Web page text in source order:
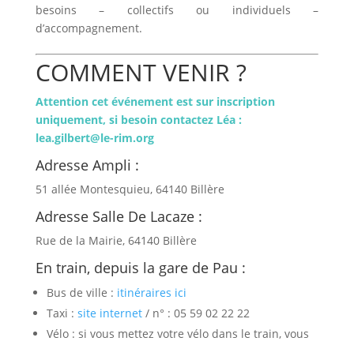
besoins – collectifs ou individuels –
d’accompagnement.
COMMENT VENIR ?
Attention cet événement est sur inscription
uniquement, si besoin contactez Léa :
lea.gilbert@le-rim.org
Adresse Ampli :
51 allée Montesquieu, 64140 Billère
Adresse Salle De Lacaze :
Rue de la Mairie, 64140 Billère
En train, depuis la gare de Pau :
Bus de ville : itinéraires ici
Taxi : site internet/ n° : 05 59 02 22 22
Vélo : si vous mettez votre vélo dans le train, vous